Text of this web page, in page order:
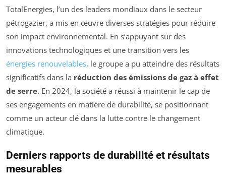
TotalEnergies, l’un des leaders mondiaux dans le secteur
pétrogazier, a mis en œuvre diverses stratégies pour réduire
son impact environnemental. En s’appuyant sur des
innovations technologiques et une transition vers les
énergies renouvelables, le groupe a pu atteindre des résultats
significatifs dans la réduction des émissions de gaz à effet
de serre. En 2024, la société a réussi à maintenir le cap de
ses engagements en matière de durabilité, se positionnant
comme un acteur clé dans la lutte contre le changement
climatique.
Derniers rapports de durabilité et résultats
mesurables